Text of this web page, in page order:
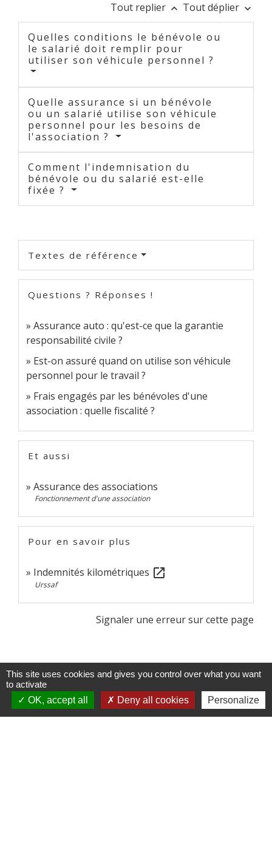
Tout replier keyboard_arrow_up Tout déplier keyboard_arrow_down
Quelles conditions le bénévole ou
le salarié doit remplir pour
utiliser son véhicule personnel ?
Quelle assurance si un bénévole
ou un salarié utilise son véhicule
personnel pour les besoins de
l'association ?
Comment l'indemnisation du
bénévole ou du salarié est-elle
fixée ?
Textes de référence
Questions ? Réponses !
Assurance auto : qu'est-ce que la garantie
responsabilité civile ?
Est-on assuré quand on utilise son véhicule
personnel pour le travail ?
Frais engagés par les bénévoles d'une
association : quelle fiscalité ?
Et aussi
Assurance des associations
Fonctionnement d'une association
Pour en savoir plus
Indemnités kilométriques open_in_new
Urssaf
Signaler une erreur sur cette page
Contactez-nous !
Commune de Saint-Médard-de-Mussidan
This site uses cookies and gives you control over what you want
to activate
OK, accept all
Deny all cookies Personalize